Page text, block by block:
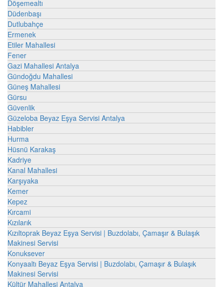
Döşemealtı
Düdenbaşı
Dutlubahçe
Ermenek
Etiler Mahallesi
Fener
Gazi Mahallesi Antalya
Gündoğdu Mahallesi
Güneş Mahallesi
Gürsu
Güvenlik
Güzeloba Beyaz Eşya Servisi Antalya
Habibler
Hurma
Hüsnü Karakaş
Kadriye
Kanal Mahallesi
Karşıyaka
Kemer
Kepez
Kırcami
Kızılarık
Kızıltoprak Beyaz Eşya Servisi | Buzdolabı, Çamaşır & Bulaşık
Makinesi Servisi
Konuksever
Konyaaltı Beyaz Eşya Servisi | Buzdolabı, Çamaşır & Bulaşık
Makinesi Servisi
Kültür Mahallesi Antalya